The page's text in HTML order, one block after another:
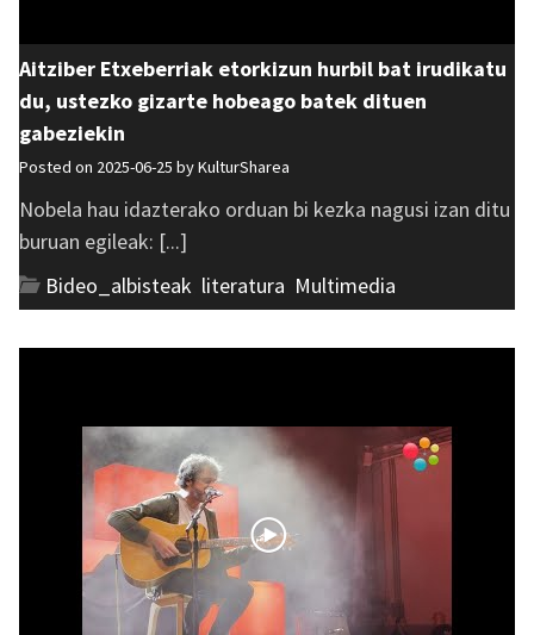
Aitziber Etxeberriak etorkizun hurbil bat irudikatu
du, ustezko gizarte hobeago batek dituen
gabeziekin
Posted on 2025-06-25 byKulturSharea
Nobela hau idazterako orduan bi kezka nagusi izan ditu
buruan egileak: [...]
Bideo_albisteak literatura Multimedia